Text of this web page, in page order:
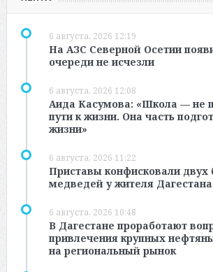
6 августа, 2026 12:19
На АЗС Северной Осетии
очереди не исчезли
6 августа, 2026 12:08
Аида Касумова: «Школа — не
пути к жизни. Она часть
жизни»
6 августа, 2026 11:22
Приставы конфисковали двух
медведей у жителя Дагестана
6 августа, 2026 10:48
В Дагестане проработают
привлечения крупных
на региональный рынок